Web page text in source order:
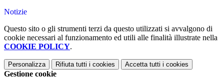
Notizie
Questo sito o gli strumenti terzi da questo utilizzati si avvalgono di
cookie necessari al funzionamento ed utili alle finalità illustrate nella
COOKIE POLICY.
Personalizza Rifiuta tutti i cookies Accetta tutti i cookies
Gestione cookie